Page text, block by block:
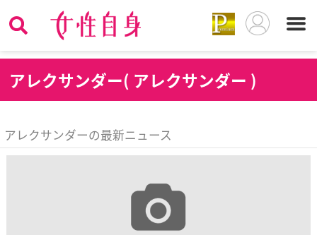
アレクサンダー( アレクサンダー )
アレクサンダーの最新ニュース